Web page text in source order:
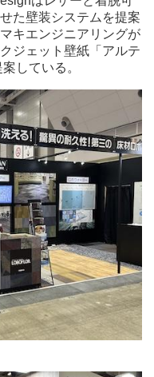
た壁装システムを提案
キエンジニアリングが
ジェット壁紙「アルテ
している。